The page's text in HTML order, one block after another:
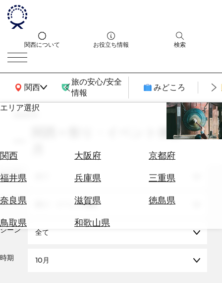
関西について お役立ち情報 検索
関西
関西広域MAP
旅の安心/安全
情報
みどころ
エリア選択
関西 大阪府
京都府
福井県
兵庫県
三重県
奈良県
滋賀県
徳島県
鳥取県
和歌山県
エ
券
テ
を
search
関西 × 祭り・イベント体験 × 10
エリア
テーマ 祭り・イベント体験
シーン 全て
時期 10月